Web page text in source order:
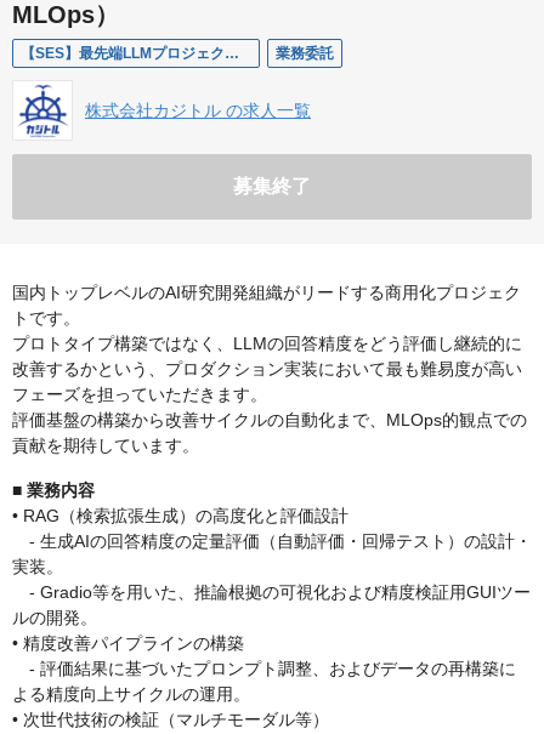
MLOps）
【SES】最先端LLMプロジェクトにおけるRAG精度評価・改善基盤構築エンジニア 業務委託
株式会社カジトル の求人一覧
募集終了
国内トップレベルのAI研究開発組織がリードする商用化プロジェク
トです。
プロトタイプ構築ではなく、LLMの回答精度をどう評価し継続的に
改善するかという、プロダクション実装において最も難易度が高い
フェーズを担っていただきます。
評価基盤の構築から改善サイクルの自動化まで、MLOps的観点での
貢献を期待しています。
■ 業務内容
• RAG（検索拡張生成）の高度化と評価設計
‐ 生成AIの回答精度の定量評価（自動評価・回帰テスト）の設計・
実装。
‐ Gradio等を用いた、推論根拠の可視化および精度検証用GUIツー
ルの開発。
• 精度改善パイプラインの構築
‐ 評価結果に基づいたプロンプト調整、およびデータの再構築に
よる精度向上サイクルの運用。
• 次世代技術の検証（マルチモーダル等）